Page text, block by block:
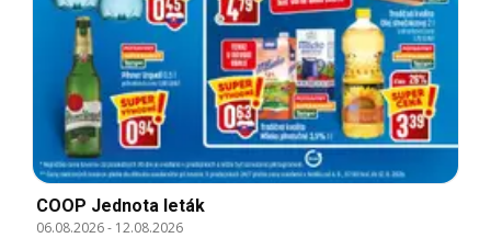
COOP Jednota leták
06.08.2026- 12.08.2026